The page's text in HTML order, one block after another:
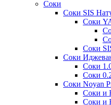
Соки
Соки SIS
Соки
Соки
Соки
Соки
Соки
Соки Noyan
Соки и
Соки и